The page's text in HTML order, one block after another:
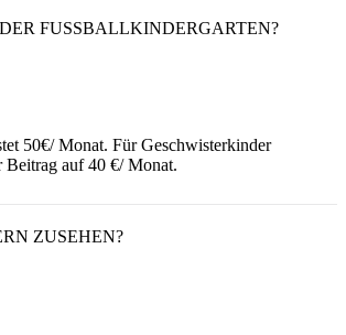
FUSSBALLKINDERGARTEN?
50€/ Monat. Für Geschwisterkinder
Beitrag auf 40 €/ Monat.
ZUSEHEN?